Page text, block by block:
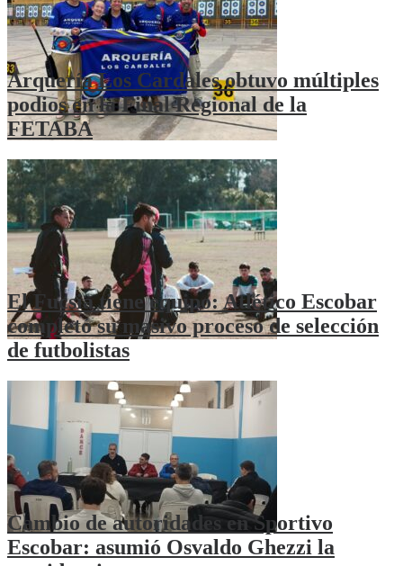
Arquería Los Cardales obtuvo múltiples
podios en la Final Regional de la
FETABA
El Fucsia tiene equipo: Atlético Escobar
completó su masivo proceso de selección
de futbolistas
Cambio de autoridades en Sportivo
Escobar: asumió Osvaldo Ghezzi la